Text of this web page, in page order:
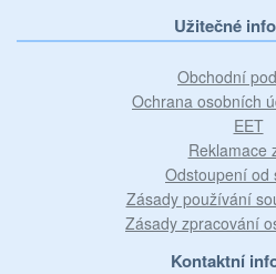
Užitečné
Obchodní
Ochrana osobních
EET
Reklamace
Odstoupení od
Zásady používání
Zásady zpracování
Kontaktní